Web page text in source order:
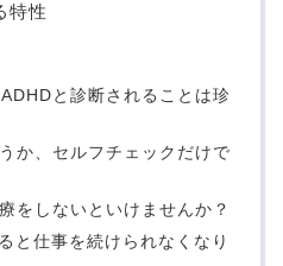
特性
と診断されることは珍
か、セルフチェックだけで
をしないといけませんか？
と仕事を続けられなくなり